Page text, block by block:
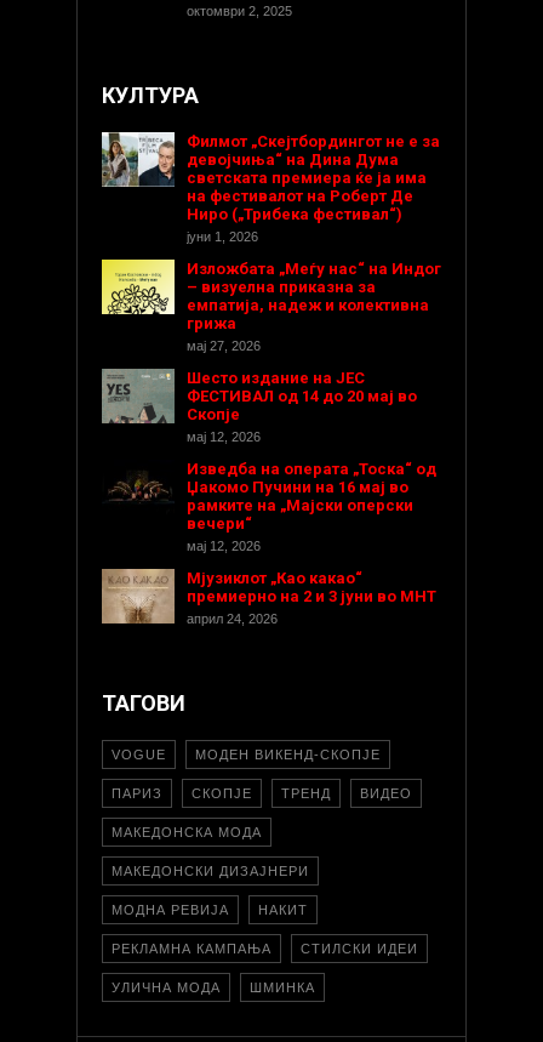
октомври 2, 2025
КУЛТУРА
Филмот „Скејтбордингот не е за
девојчиња“ на Дина Дума
светската премиера ќе ја има
на фестивалот на Роберт Де
Ниро („Трибека фестивал“)
јуни 1, 2026
Изложбата „Меѓу нас“ на Индог
– визуелна приказна за
емпатија, надеж и колективна
грижа
мај 27, 2026
Шесто издание на ЈЕС
ФЕСТИВАЛ од 14 до 20 мај во
Скопје
мај 12, 2026
Изведба на операта „Тоска“ од
Џакомо Пучини на 16 мај во
рамките на „Мајски оперски
вечери“
мај 12, 2026
Мјузиклот „Као какао“
премиерно на 2 и 3 јуни во МНТ
април 24, 2026
ТАГОВИ
VOGUE МОДЕН ВИКЕНД-СКОПЈЕ
ПАРИЗ СКОПЈЕ ТРЕНД ВИДЕО
МАКЕДОНСКА МОДА
МАКЕДОНСКИ ДИЗАЈНЕРИ
МОДНА РЕВИЈА НАКИТ
РЕКЛАМНА КАМПАЊА СТИЛСКИ ИДЕИ
УЛИЧНА МОДА ШМИНКА